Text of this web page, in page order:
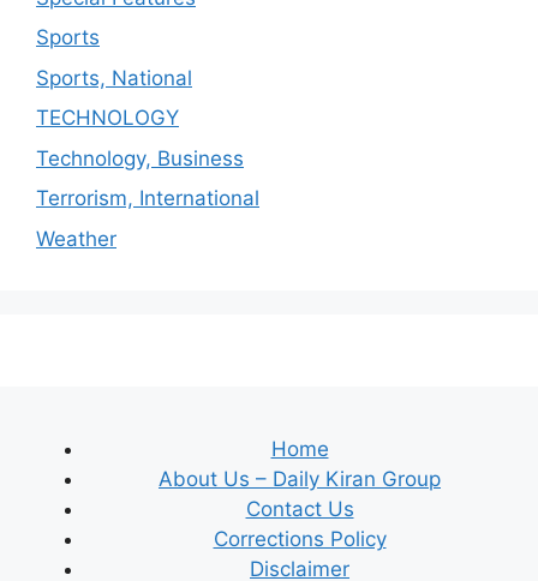
Sports
Sports, National
TECHNOLOGY
Technology, Business
Terrorism, International
Weather
Home
About Us – Daily Kiran Group
Contact Us
Corrections Policy
Disclaimer